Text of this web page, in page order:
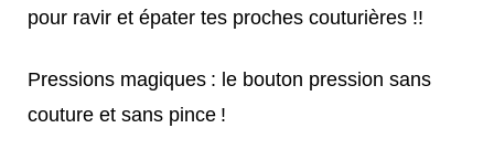
pour ravir et épater tes proches couturières !!
Pressions magiques : le bouton pression sans
couture et sans pince !